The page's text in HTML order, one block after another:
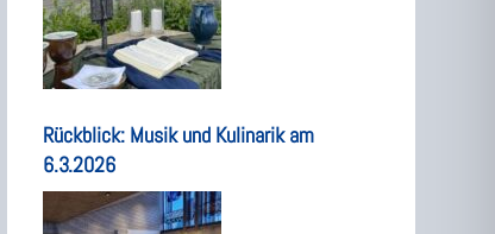
Rückblick: Musik und Kulinarik am
6.3.2026